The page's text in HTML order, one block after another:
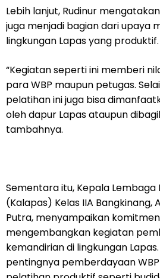
Lebih lanjut, Rudinur
juga menjadi bagian dari upaya
lingkungan Lapas yang produktif.
“Kegiatan seperti ini memberi
para WBP maupun petugas.
pelatihan ini juga bisa
oleh dapur Lapas ataupun
tambahnya.
Sementara itu, Kepala
(Kalapas) Kelas IIA Bangkinang,
Putra, menyampaikan
mengembangkan kegiatan
kemandirian di lingkungan
pentingnya pemberdayaan